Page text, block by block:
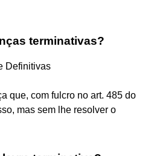
terminativas?
Definitivas
que, com fulcro no art. 485 do
mas sem lhe resolver o